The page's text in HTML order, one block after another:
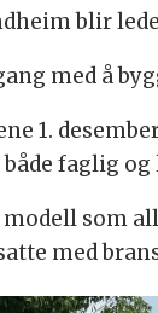
blir
med å
1.
både faglig
modell som
med